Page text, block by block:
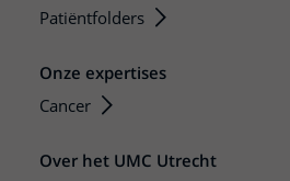
Patiëntfolders
Onze expertises
Cancer
Over het UMC Utrecht